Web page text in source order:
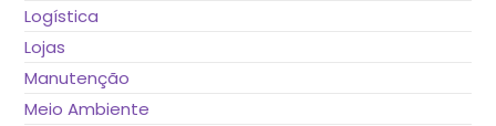
Logística
Lojas
Manutenção
Meio Ambiente